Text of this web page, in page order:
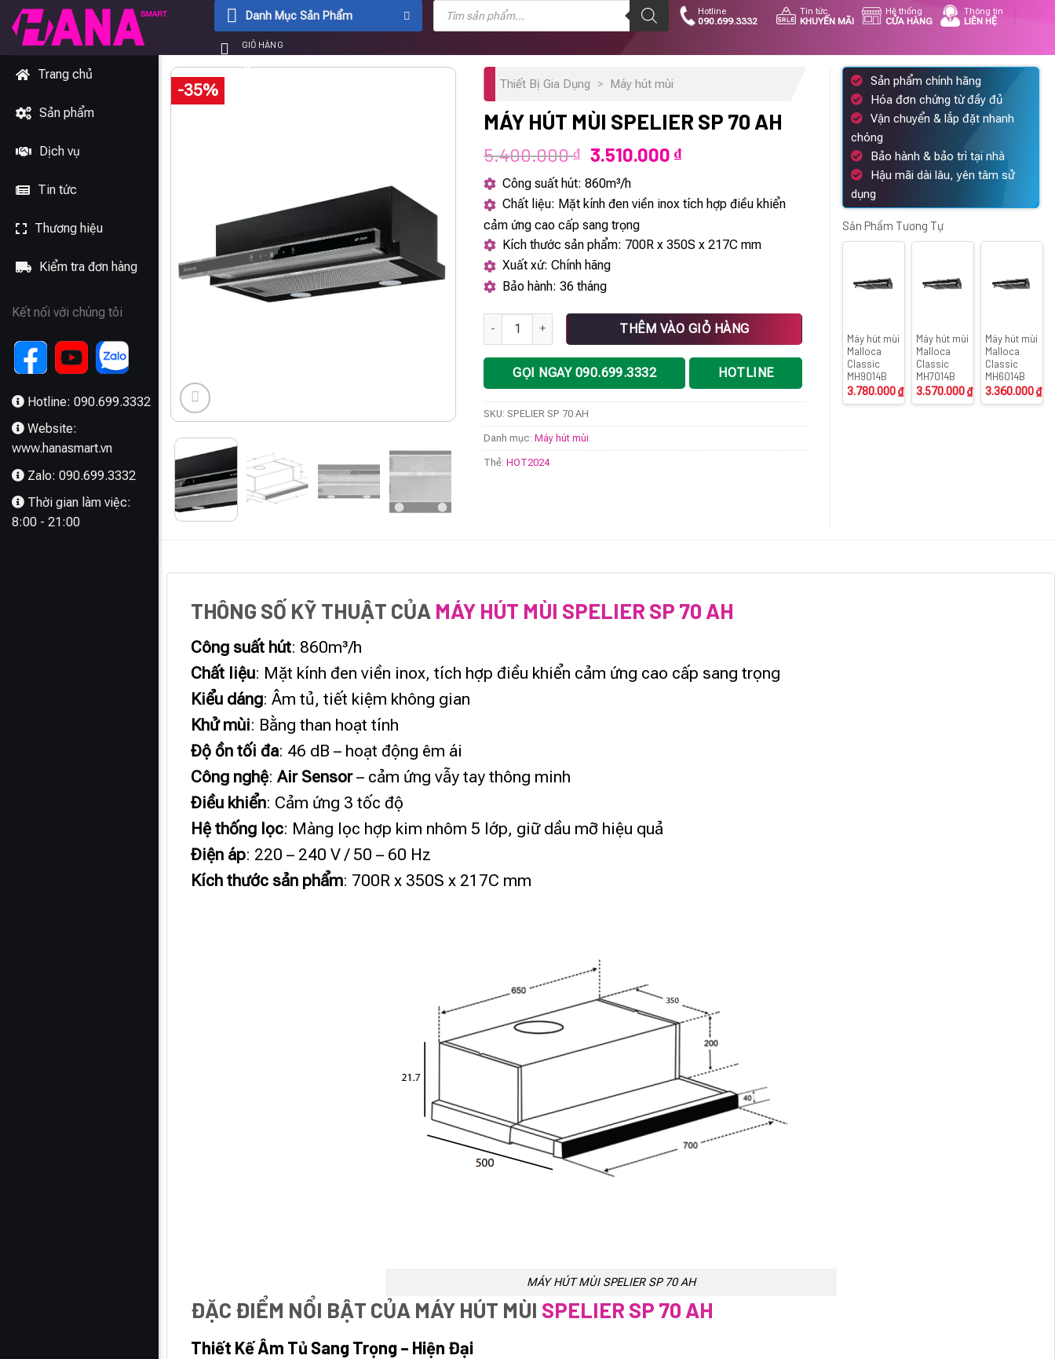
Chuyển
đến
dung
Danh Mục Sản Phẩm
Tìm
kiếm
phẩm
Hotline
090.699.3332
Tin tức
KHUYẾN MÃI
Hệ thống
CỬA HÀNG
Thông tin
LIÊN HỆ
GIỎ HÀNG
0₫
Trang chủ
Sản phẩm
Dịch vụ
Tin tức
Thương hiệu
Kiểm tra đơn hàng
Kết nối với chúng tôi
Hotline: 090.699.3332
Website:
www.hanasmart.vn
Zalo: 090.699.3332
Thời gian làm việc:
8:00 - 21:00
-35% Thiết Bị Gia Dụng > Máy hút mùi
MÁY HÚT MÙI SPELIER SP 70 AH
5.400.000₫ Giá
gốc
là:
5.400.000 ₫.
3.510.000 ₫Giá
tại
là:
Công suất hút: 860m³/h
Chất liệu: Mặt kính đen viền inox tích hợp điều khiển
cảm ứng cao cấp sang trọng
Kích thước sản phẩm: 700R x 350S x 217C mm
Xuất xứ: Chính hãng
Bảo hành: 36 tháng
MÁY HÚT MÙI SPELIER SP 70 AH số lượng
THÊM VÀO GIỎ HÀNG
GỌI NGAY 090.699.3332 HOTLINE
SKU: SPELIER SP 70 AH
Danh mục:Máy hút mùi
Thẻ:HOT2024
Sản phẩm chính hãng
Hóa đơn chứng từ đầy đủ
Vận chuyển & lắp đặt nhanh
chóng
Bảo hành & bảo trì tại nhà
Hậu mãi dài lâu, yên tâm sử
dụng
Sản Phẩm Tương Tự
Máy hút mùi
Malloca
Classic
MH9014B
3.780.000₫
Máy hút mùi
Malloca
Classic
MH7014B
3.570.000₫
Máy hút mùi
Malloca
Classic
MH6014B
3.360.000₫
THÔNG SỐ KỸ THUẬT CỦA MÁY HÚT MÙI SPELIER SP 70 AH
Công suất hút: 860m³/h
Chất liệu: Mặt kính đen viền inox, tích hợp điều khiển cảm ứng cao cấp sang trọng
Kiểu dáng: Âm tủ, tiết kiệm không gian
Khử mùi: Bằng than hoạt tính
Độ ồn tối đa: 46 dB – hoạt động êm ái
Công nghệ:Air Sensor– cảm ứng vẫy tay thông minh
Điều khiển: Cảm ứng 3 tốc độ
Hệ thống lọc: Màng lọc hợp kim nhôm 5 lớp, giữ dầu mỡ hiệu quả
Điện áp: 220 – 240 V / 50 – 60 Hz
Kích thước sản phẩm: 700R x 350S x 217C mm
MÁY HÚT MÙI SPELIER SP 70 AH
ĐẶC ĐIỂM NỔI BẬT CỦA MÁY HÚT MÙI SPELIER SP 70 AH
Thiết Kế Âm Tủ Sang Trọng – Hiện Đại